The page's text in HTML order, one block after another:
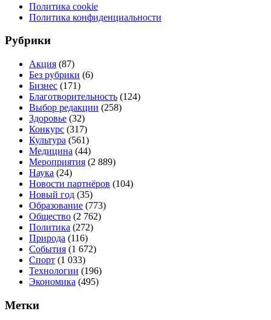
Политика cookie
Политика конфиденциальности
Рубрики
Акция (87)
Без рубрики (6)
Бизнес (171)
Благотворительность (124)
Выбор редакции (258)
Здоровье (32)
Конкурс (317)
Культура (561)
Медицина (44)
Мероприятия (2 889)
Наука (24)
Новости партнёров (104)
Новый год (35)
Образование (773)
Общество (2 762)
Политика (272)
Природа (116)
События (1 672)
Спорт (1 033)
Технологии (196)
Экономика (495)
Метки